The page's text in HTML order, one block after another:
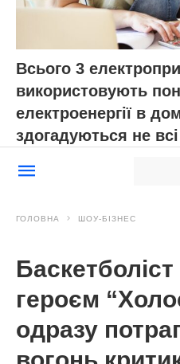
Всього 3
використовують
електроенергії в
здогадуються не всі